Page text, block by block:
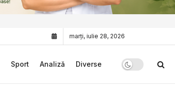
marți, iulie 28, 2026
Sport Analiză Diverse